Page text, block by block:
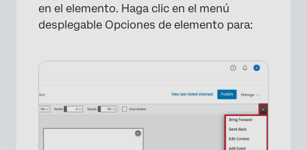
×
en el elemento. Haga clic en el menú
desplegable Opciones de elemento para: